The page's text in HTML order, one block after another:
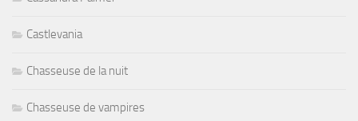
Castlevania
Chasseuse de la nuit
Chasseuse de vampires